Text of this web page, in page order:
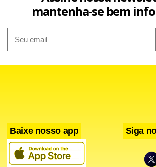
mantenha-se bem
Baixe nosso app Siga